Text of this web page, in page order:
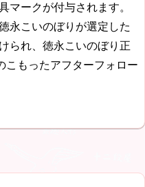
マークが付与されます。
永こいのぼりが選定した
られ、徳永こいのぼり正
こもったアフターフォロー